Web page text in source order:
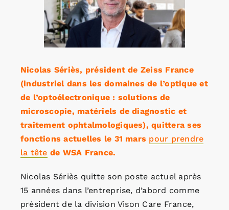
Nicolas Sériès, président de Zeiss France
(industriel dans les domaines de l’optique et
de l’optoélectronique : solutions de
microscopie, matériels de diagnostic et
traitement ophtalmologiques), quittera ses
fonctions actuelles le 31 mars pour prendre
la tête de WSA France.
Nicolas Sériès quitte son poste actuel après
15 années dans l’entreprise, d’abord comme
président de la division Vison Care France,